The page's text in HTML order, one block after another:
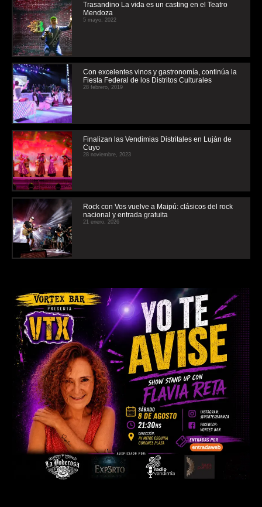
Trasandino La vida es un casting en el Teatro
Mendoza
5 mayo, 2022
Con excelentes vinos y gastronomía, continúa la
Fiesta Federal de los Distritos Culturales
28 febrero, 2019
Finalizan las Vendimias Distritales en Luján de
Cuyo
28 noviembre, 2023
Rock con Vos vuelve a Maipú: clásicos del rock
nacional y entrada gratuita
21 enero, 2026